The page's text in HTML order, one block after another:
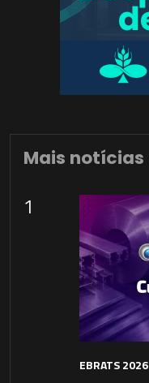
Mais notícias
1
EBRATS 2026